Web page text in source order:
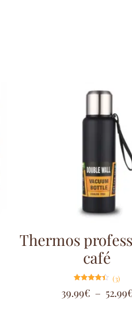
Thermos
café
4.33
sur 5
(3)
39.99€ – 52.99